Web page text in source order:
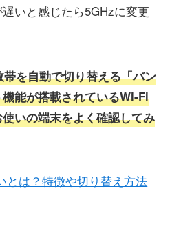
いと感じたら5GHzに変更
を自動で切り替える「バン
能が搭載されているWi-Fi
いの端末をよく確認してみ
とは？特徴や切り替え方法